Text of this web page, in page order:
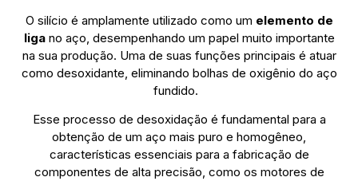
O silício é amplamente utilizado como um elemento de
ligano aço, desempenhando um papel muito importante
na sua produção. Uma de suas funções principais é atuar
como desoxidante, eliminando bolhas de oxigênio do aço
fundido.
Esse processo de desoxidação é fundamental para a
obtenção de um aço mais puro e homogêneo,
características essenciais para a fabricação de
componentes de alta precisão, como os motores de